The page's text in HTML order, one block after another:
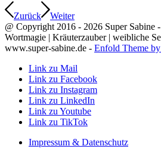
Zurück
Weiter
@ Copyright 2016 - 2026 Super Sabine
Wortmagie | Kräuterzauber | weibliche
www.super-sabine.de - Enfold Theme
Link zu Mail
Link zu Facebook
Link zu Instagram
Link zu LinkedIn
Link zu Youtube
Link zu TikTok
Impressum & Datenschutz